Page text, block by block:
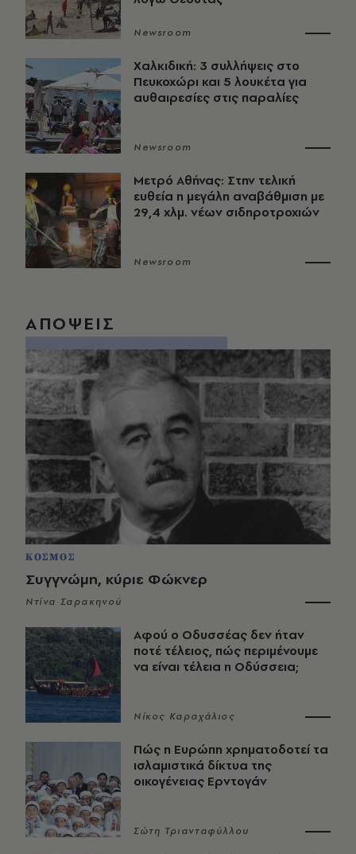
Newsroom
Χαλκιδική: 3 συλλήψεις στο
Πευκοχώρι και 5 λουκέτα για
αυθαιρεσίες στις παραλίες
Newsroom
Μετρό Αθήνας: Στην τελική
ευθεία η μεγάλη αναβάθμιση με
29,4 χλμ. νέων σιδηροτροχιών
Newsroom
ΑΠΟΨΕΙΣ
ΚΟΣΜΟΣ
Συγγνώμη, κύριε Φώκνερ
Ντίνα Σαρακηνού
Αφού ο Οδυσσέας δεν ήταν
ποτέ τέλειος, πώς περιμένουμε
να είναι τέλεια η Οδύσσεια;
Νίκος Καραχάλιος
Πώς η Ευρώπη χρηματοδοτεί τα
ισλαμιστικά δίκτυα της
οικογένειας Ερντογάν
Σώτη Τριανταφύλλου